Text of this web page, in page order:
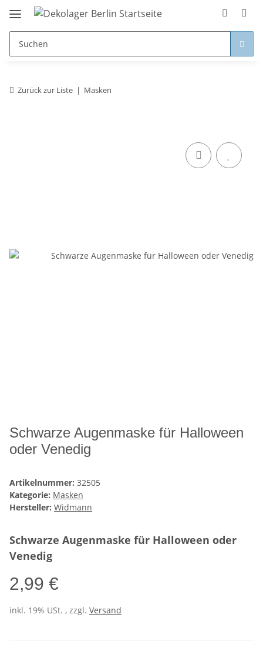
Zurück zur Liste Masken
Schwarze Augenmaske für Halloween
oder Venedig
Artikelnummer: 32505
Kategorie: Masken
Hersteller: Widmann
Schwarze Augenmaske für Halloween oder
Venedig
2,99 €
inkl. 19% USt. , zzgl. Versand